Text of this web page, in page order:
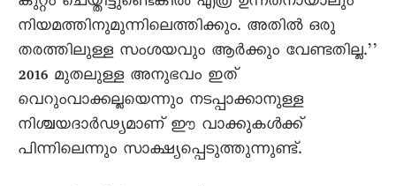
നിയമത്തിനുമുന്നിലെത്തിക്കും. അതിൽ ഒരു
തരത്തിലുള്ള സംശയവും ആർക്കും വേണ്ടതില്ല.’’
2016 മുതലുള്ള അനുഭവം ഇത്
വെറുംവാക്കല്ലയെന്നും നടപ്പാക്കാനുള്ള
നിശ്ചയദാർഢ്യമാണ് ഈ വാക്കുകൾക്ക്
പിന്നിലെന്നും സാക്ഷ്യപ്പെടുത്തുന്നുണ്ട്.